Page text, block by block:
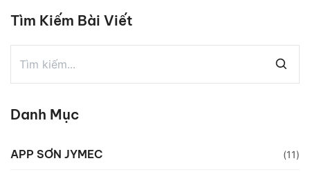
Tìm Kiếm Bài Viết
Danh Mục
APP SƠN JYMEC (11)